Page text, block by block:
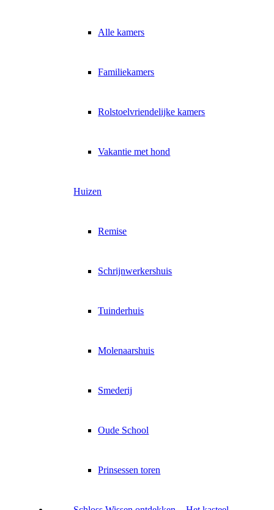
Alle kamers
Familiekamers
Rolstoelvriendelijke kamers
Vakantie met hond
Huizen
Remise
Schrijnwerkershuis
Tuinderhuis
Molenaarshuis
Smederij
Oude School
Prinsessen toren